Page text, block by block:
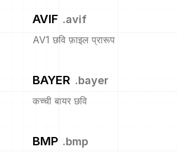
AVIF .avif
AV1 छवि फ़ाइल प्रारूप
BAYER .bayer
कच्ची बायर छवि
BMP .bmp